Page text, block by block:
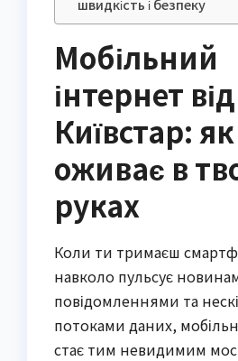
Мобільний
інтернет від
Київстар: як
оживає в
руках
Коли ти тримаєш
навколо пульсує
повідомленнями та
потоками даних,
стає тим невидимим